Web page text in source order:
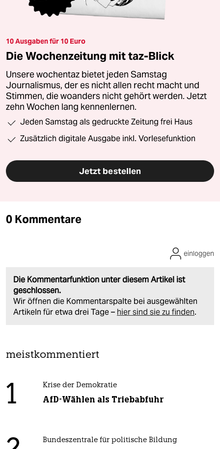
10 Ausgaben für 10 Euro
Die Wochenzeitung mit taz-Blick
Unsere wochentaz bietet jeden Samstag
Journalismus, der es nicht allen recht macht und
Stimmen, die woanders nicht gehört werden. Jetzt
zehn Wochen lang kennenlernen.
Jeden Samstag als gedruckte Zeitung frei Haus
Zusätzlich digitale Ausgabe inkl. Vorlesefunktion
Jetzt bestellen
0 Kommentare
Die Kommentarfunktion unter diesem Artikel ist
geschlossen.
Wir öffnen die Kommentarspalte bei ausgewählten
Artikeln für etwa drei Tage – hier sind sie zu finden.
einloggen
meistkommentiert
1 Krise der Demokratie
AfD-Wählen als Triebabfuhr
Bundeszentrale für politische Bildung